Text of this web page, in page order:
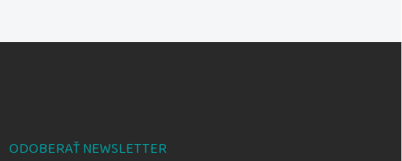
Z
ODOBERAŤ NEWSLETTER